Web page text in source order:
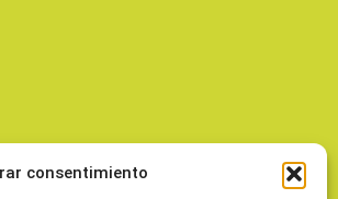
consentimiento